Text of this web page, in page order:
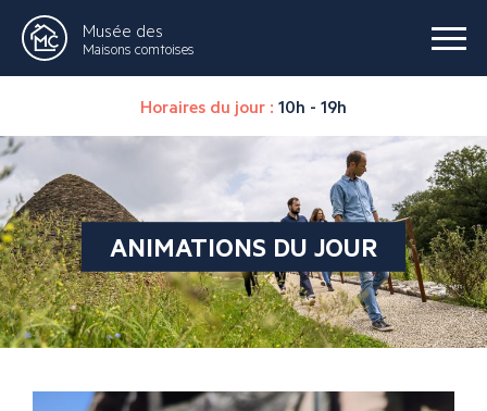
Musée des
Maisons comtoises
Horaires du jour : 10h - 19h
ANIMATIONS DU JOUR